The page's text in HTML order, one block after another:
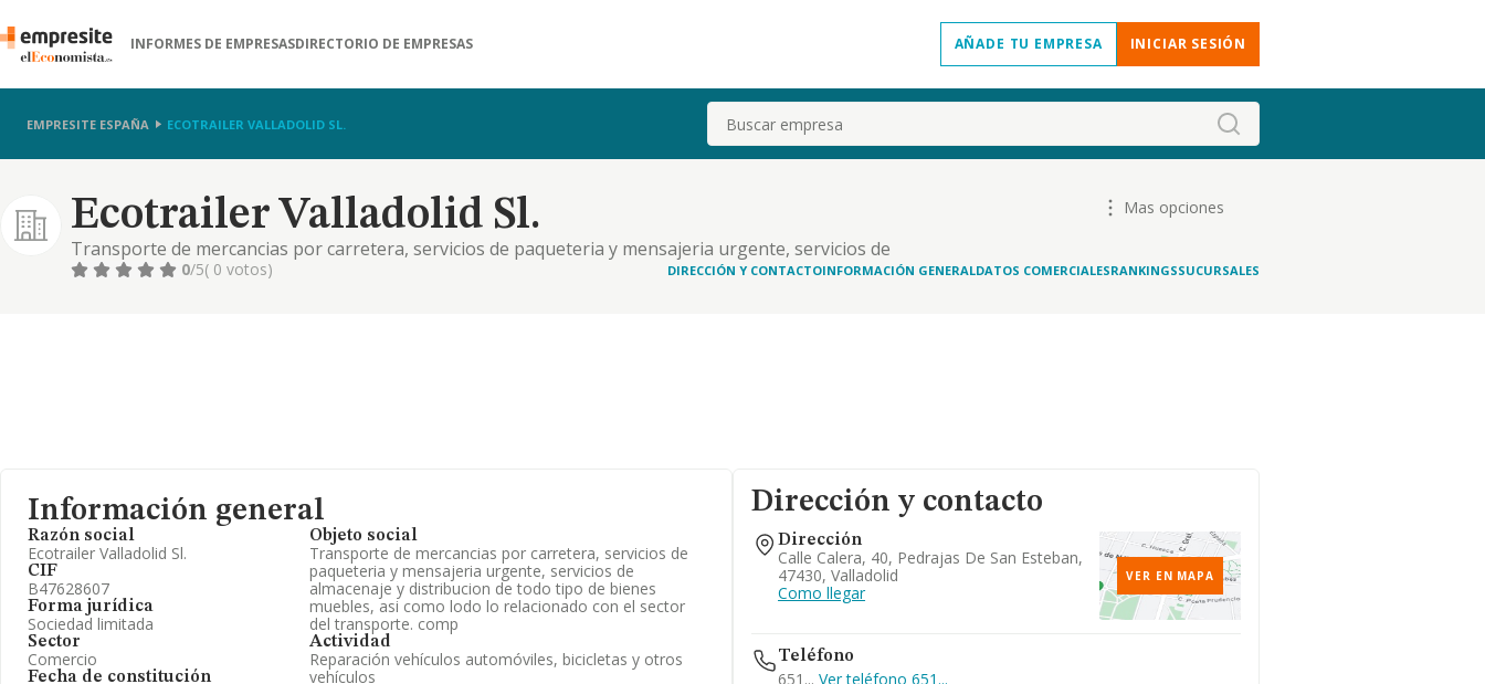
INFORMES DE EMPRESASDIRECTORIO DE EMPRESAS AÑADE TU EMPRESA INICIAR SESIÓN
EMPRESITE ESPAÑA ECOTRAILER VALLADOLID SL. Buscar
Ecotrailer Valladolid Sl.
Transporte de mercancias por carretera, servicios de paqueteria y mensajeria urgente, servicios de
almacenaje y distribucion de todo tipo de bienes muebles, asi como lodo lo relacionado con el sector
Mas opciones
0/5( 0 votos) DIRECCIÓN Y CONTACTOINFORMACIÓN GENERALDATOS COMERCIALESRANKINGSSUCURSALES
Información general
Razón social
Ecotrailer Valladolid Sl.
CIF
B47628607
Forma jurídica
Sociedad limitada
Sector
Comercio
Fecha de constitución
Objeto social
Transporte de mercancias por carretera, servicios de
paqueteria y mensajeria urgente, servicios de
almacenaje y distribucion de todo tipo de bienes
muebles, asi como lodo lo relacionado con el sector
del transporte. comp
Actividad
Reparación vehículos automóviles, bicicletas y otros
vehículos
Dirección y contacto
Dirección
Calle Calera, 40, Pedrajas De San Esteban,
47430, Valladolid
Como llegar
VER EN MAPA
Teléfono
651...Ver teléfono 651...